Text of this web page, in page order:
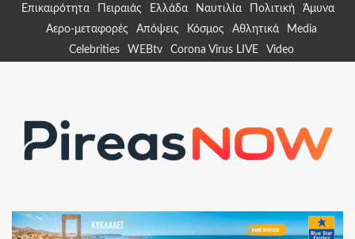
Επικαιρότητα Πειραιάς Ελλάδα Ναυτιλία Πολιτική
Άμυνα
Αερο-μεταφορές
Απόψεις Κόσμος Αθλητικά
Media
Celebrities
WEBtv Corona Virus LIVE Video